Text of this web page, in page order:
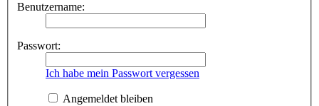
Benutzername:
Passwort:
Ich habe mein Passwort vergessen
Angemeldet bleiben